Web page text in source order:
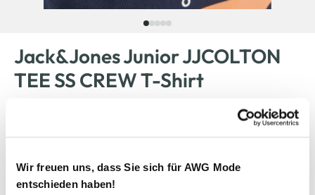
Wir freuen uns, dass Sie sich für AWG Mode
entschieden haben!
Jack&Jones Junior JJCOLTON
TEE SS CREW T-Shirt
Farbe Schwarz